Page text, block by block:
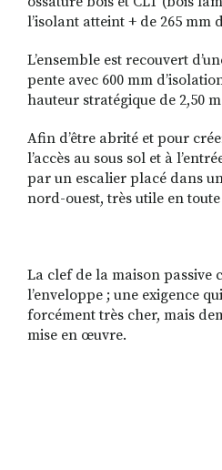
l’isolant atteint + de 265 mm
L’ensemble est recouvert
pente avec 600 mm
hauteur stratégique de 2,50
Afin d’être abrité et pour
l’accès au sous sol et à
par un escalier placé dans
nord-ouest, très utile en
La clef de la maison passive
l’enveloppe ; une exigence
forcément très cher, mais
mise en œuvre.